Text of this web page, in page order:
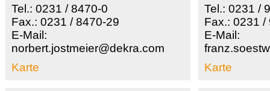
Tel.: 0231 / 8470-0
Fax.: 0231 / 8470-29
E-Mail:
norbert.jostmeier@dekra.com
Karte
Tel.: 0231 /
Fax.: 0231 /
E-Mail:
Karte